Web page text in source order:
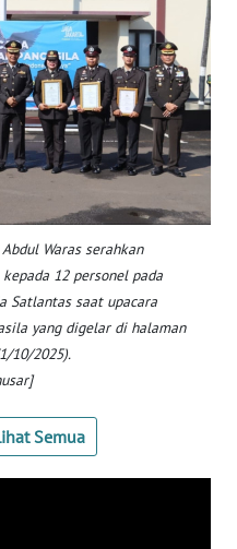
Waras serahkan
12 personel pada
Satlantas saat upacara
yang digelar di halaman
10/2025).
Semua